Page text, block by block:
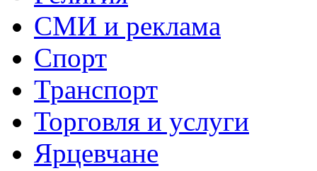
СМИ и реклама
Спорт
Транспорт
Торговля и услуги
Ярцевчане